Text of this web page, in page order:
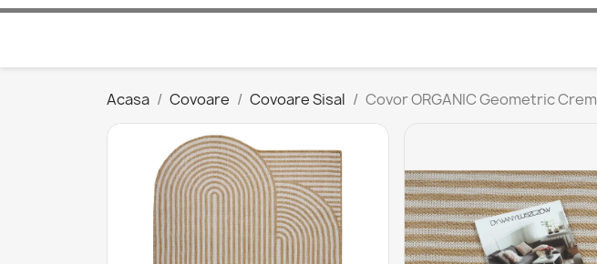
Acasa Covoare Covoare Sisal Covor ORGANIC Geometric Crem